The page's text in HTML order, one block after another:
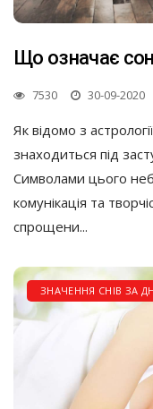
Що означає
7530 30-09-2020
Як відомо з
знаходиться під
Символами цього
комунікація та
спрощени...
ЗНАЧЕННЯ СНІВ ЗА